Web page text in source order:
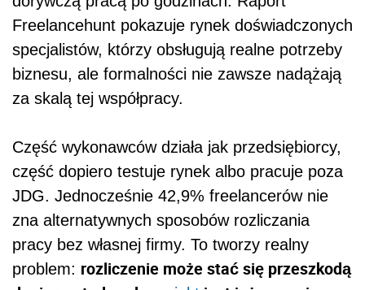
Freelancehunt pokazuje rynek doświadczonych
specjalistów, którzy obsługują realne potrzeby
biznesu, ale formalności nie zawsze nadążają
za skalą tej współpracy.
Część wykonawców działa jak przedsiębiorcy,
część dopiero testuje rynek albo pracuje poza
JDG. Jednocześnie 42,9% freelancerów nie
zna alternatywnych sposobów rozliczania
pracy bez własnej firmy. To tworzy realny
problem: rozliczenie może stać się przeszkodą